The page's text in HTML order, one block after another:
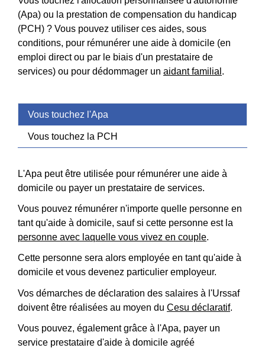
(Apa) ou la prestation de compensation du handicap
(PCH) ? Vous pouvez utiliser ces aides, sous
conditions, pour rémunérer une aide à domicile (en
emploi direct ou par le biais d'un prestataire de
services) ou pour dédommager un aidant familial .
Vous touchez l'Apa
Vous touchez la PCH
L'Apa peut être utilisée pour rémunérer une aide à
domicile ou payer un prestataire de services.
Vous pouvez rémunérer n'importe quelle personne en
tant qu'aide à domicile, sauf si cette personne est la
personne avec laquelle vous vivez en couple.
Cette personne sera alors employée en tant qu'aide à
domicile et vous devenez particulier employeur.
Vos démarches de déclaration des salaires à l'Urssaf
doivent être réalisées au moyen du Cesu déclaratif.
Vous pouvez, également grâce à l'Apa, payer un
service prestataire d'aide à domicile agréé